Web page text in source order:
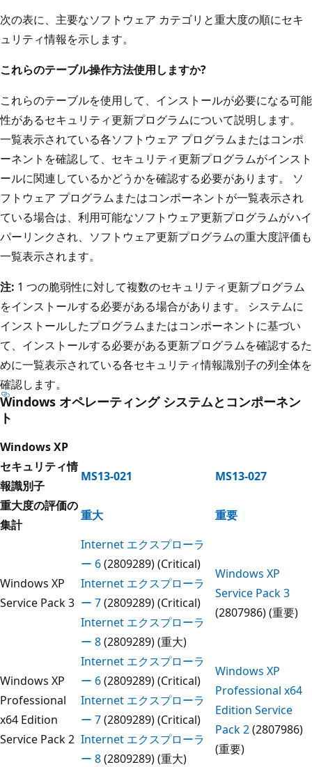
次の表に、主要なソフトウェア カテゴリと重大度の順にセキ
ュリティ情報を示します。
これらのテーブル操作方法使用しますか?
これらのテーブルを使用して、インストールが必要になる可能
性があるセキュリティ更新プログラムについて説明します。
一覧表示されている各ソフトウェア プログラムまたはコンポ
ーネントを確認して、セキュリティ更新プログラムがインスト
ールに関連しているかどうかを確認する必要があります。 ソ
フトウェア プログラムまたはコンポーネントが一覧表示され
ている場合は、利用可能なソフトウェア更新プログラムがハイ
パーリンクされ、ソフトウェア更新プログラムの重大度評価も
一覧表示されます。
注: 1 つの脆弱性に対して複数のセキュリティ更新プログラム
をインストールする必要がある場合があります。 システムに
インストールしたプログラムまたはコンポーネントに基づい
て、インストールする必要がある更新プログラムを確認するた
めに一覧表示されている各セキュリティ情報識別子の列全体を
確認します。
Windows オペレーティング システムとコンポーネン
ト
Windows XP
セキュリティ情
報識別子
MS13-021
MS13-027
重大度の評価の
集計
重大 重要
Windows XP
Service Pack 3
Internet エクスプローラ
ー 6(2809289) (Critical)
Internet エクスプローラ
ー 7(2809289) (Critical)
Internet エクスプローラ
ー 8(2809289) (重大)
Windows XP
Service Pack 3
(2807986) (重要)
Windows XP
Professional
x64 Edition
Service Pack 2
Internet エクスプローラ
ー 6(2809289) (Critical)
Internet エクスプローラ
ー 7(2809289) (Critical)
Internet エクスプローラ
ー 8(2809289) (重大)
Windows XP
Professional x64
Edition Service
Pack 2(2807986)
(重要)